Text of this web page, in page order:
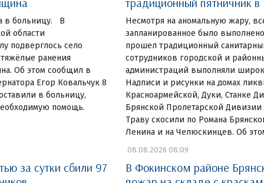
в больницу. В
области
подверглось село
ранения
Об этом сообщил в
Егор Ковальчук 8
в больницу,
помощь.
Несмотря на аномальную жару,
запланированное было
прошел традиционный
сотрудников городской и
администраций выполняли
Надписи и рисунки на домах
Красноармейской, Дуки, Станке
Брянской Пролетарской Дивизии
Траву скосили по Романа
Ленина и на Челюскинцев. Об
за сутки сбили 97
08.08.2026 08:09
В Фокинском районе